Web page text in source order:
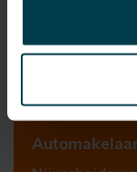
Contact